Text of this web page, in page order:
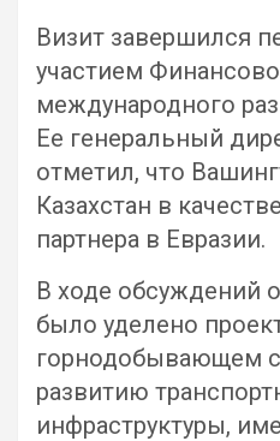
Визит завершился
участием
международного
Ее генеральный
отметил, что
Казахстан в
партнера в Евразии.
В ходе обсуждений
было уделено
горнодобывающем
развитию
инфраструктуры,